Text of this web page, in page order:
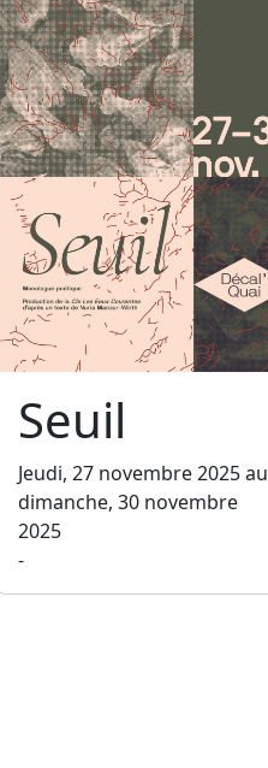
Seuil
Jeudi, 27 novembre 2025 au
dimanche, 30 novembre
2025
-